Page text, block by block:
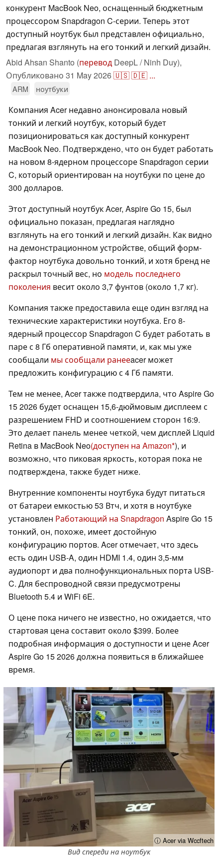
конкурент MacBook Neo, оснащенный бюджетным
процессором Snapdragon C-серии. Теперь этот
доступный ноутбук был представлен официально,
предлагая взглянуть на его тонкий и легкий дизайн.
Abid Ahsan Shanto (перевод DeepL / Ninh Duy),
Опубликовано 31 May 2026🇺🇸🇩🇪 ...
ARM ноутбуки
Компания Acer недавно анонсировала новый
тонкий и легкий ноутбук, который будет
позиционироваться как доступный конкурент
MacBook Neo. Подтверждено, что он будет работать
на новом 8-ядерном процессоре Snapdragon серии
C, который ориентирован на ноутбуки по цене до
300 долларов.
Этот доступный ноутбук Acer, Aspire Go 15, был
официально показан, предлагая наглядно
взглянуть на его тонкий и легкий дизайн. Как видно
на демонстрационном устройстве, общий форм-
фактор ноутбука довольно тонкий, и хотя бренд не
раскрыл точный вес, но модель последнего
поколения весит около 3,7 фунтов (около 1,7 кг).
Компания также предоставила еще один взгляд на
технические характеристики ноутбука. Его 8-
ядерный процессор Snapdragon C будет работать в
паре с 8 Гб оперативной памяти, и, как мы уже
сообщали мы сообщали ранееacer может
предложить конфигурацию с 4 Гб памяти.
Тем не менее, Acer также подтвердила, что Aspire Go
15 2026 будет оснащен 15,6-дюймовым дисплеем с
разрешением FHD и соотношением сторон 16:9.
Это делает панель менее четкой, чем дисплей Liquid
Retina в MacBook Neo(доступен на Amazon ), и
возможно, что пиковая яркость, которая пока не
подтверждена, также будет ниже.
Внутренние компоненты ноутбука будут питаться
от батареи емкостью 53 Втч, и хотя в ноутбуке
установлен Работающий на Snapdragon Aspire Go 15
тонкий, он, похоже, имеет достойную
конфигурацию портов. Acer отмечает, что здесь
есть один USB-A, один HDMI 1.4, один 3,5-мм
аудиопорт и два полнофункциональных порта USB-
C. Для беспроводной связи предусмотрены
Bluetooth 5.4 и WiFi 6E.
О цене пока ничего не известно, но ожидается, что
стартовая цена составит около $399. Более
подробная информация о доступности и цене Acer
Aspire Go 15 2026 должна появиться в ближайшее
время.
ⓘ Acer via Wccftech
Вид спереди на ноутбук